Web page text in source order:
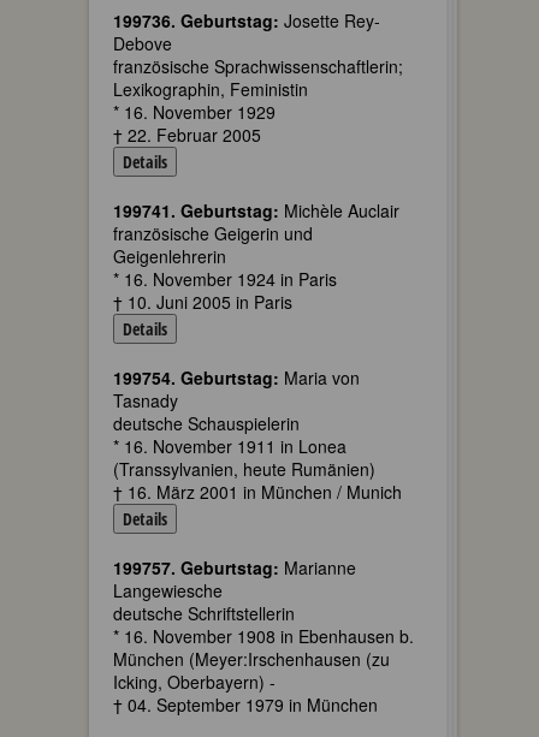
199736. Geburtstag: Josette Rey-
Debove
französische Sprachwissenschaftlerin;
Lexikographin, Feministin
* 16. November 1929
† 22. Februar 2005
Details
199741. Geburtstag: Michèle Auclair
französische Geigerin und
Geigenlehrerin
* 16. November 1924 in Paris
† 10. Juni 2005 in Paris
Details
199754. Geburtstag: Maria von
Tasnady
deutsche Schauspielerin
* 16. November 1911 in Lonea
(Transsylvanien, heute Rumänien)
† 16. März 2001 in München / Munich
Details
199757. Geburtstag: Marianne
Langewiesche
deutsche Schriftstellerin
* 16. November 1908 in Ebenhausen b.
München (Meyer:Irschenhausen (zu
Icking, Oberbayern) -
† 04. September 1979 in München